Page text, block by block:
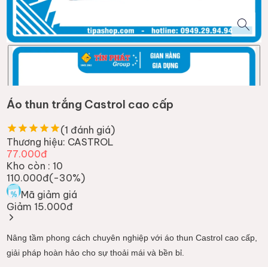
Áo thun trắng Castrol cao cấp
(1 đánh giá)
Thương hiệu: CASTROL
77.000đ
Kho còn : 10
110.000đ(-30%)
Mã giảm giá
Giảm 15.000đ
Nâng tầm phong cách chuyên nghiệp với áo thun Castrol cao cấp,
giải pháp hoàn hảo cho sự thoải mái và bền bỉ.